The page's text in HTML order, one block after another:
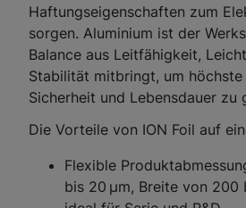
Haftungseigenschaften zum
sorgen. Aluminium ist der
Balance aus Leitfähigkeit,
Stabilität mitbringt, um höchste
Sicherheit und Lebensdauer zu
Die Vorteile von ION Foil auf
Flexible
bis 20 µm, Breite von 200